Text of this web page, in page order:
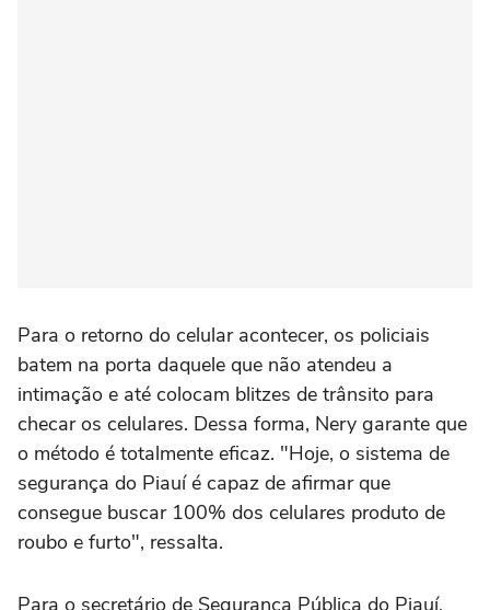
Para o retorno do celular acontecer, os policiais
batem na porta daquele que não atendeu a
intimação e até colocam blitzes de trânsito para
checar os celulares. Dessa forma, Nery garante que
o método é totalmente eficaz. "Hoje, o sistema de
segurança do Piauí é capaz de afirmar que
consegue buscar 100% dos celulares produto de
roubo e furto", ressalta.